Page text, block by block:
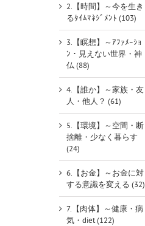
2.【時間】～今を生き
るﾀｲﾑﾏﾈｼﾞﾒﾝﾄ (103)
3.【瞑想】～ｱﾌｧﾒｰｼｮ
ﾝ・見えない世界・神
仏 (88)
4.【誰か】～家族・友
人・他人？ (61)
5.【環境】～空間・断
捨離・少なく暮らす
(24)
6.【お金】～お金に対
する意識を変える (32)
7.【肉体】～健康・病
気・diet (122)